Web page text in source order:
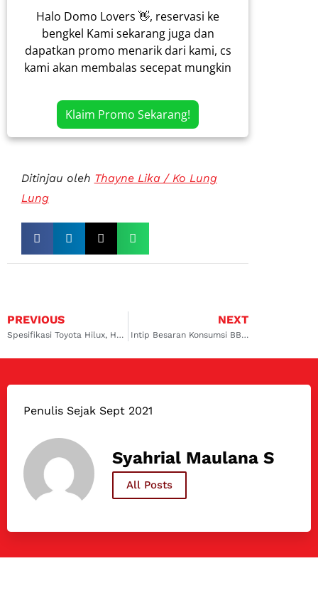
Halo Domo Lovers 👋, reservasi ke
bengkel Kami sekarang juga dan
dapatkan promo menarik dari kami, cs
kami akan membalas secepat mungkin
Klaim Promo Sekarang!
Ditinjau oleh Thayne Lika / Ko Lung
Lung
PREVIOUS
Spesifikasi Toyota Hilux, Harga, hingga Keunggulannya
NEXT
Intip Besaran Konsumsi BBM Toyota Hilux Rangga
Penulis Sejak Sept 2021
Syahrial Maulana S
All Posts